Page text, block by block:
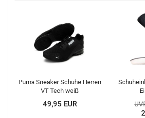
Puma Sneaker Schuhe Herren
VT Tech weiß
49,95 EUR